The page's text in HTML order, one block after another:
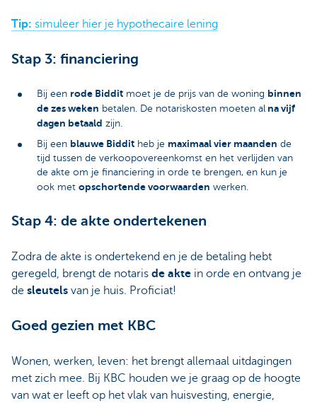
Tip: simuleer hier je hypothecaire lening
Stap 3: financiering
Bij een rode Biddit moet je de prijs van de woning binnen
de zes weken betalen. De notariskosten moeten al na vijf
dagen betaald zijn.
Bij een blauwe Biddit heb je maximaal vier maanden de
tijd tussen de verkoopovereenkomst en het verlijden van
de akte om je financiering in orde te brengen, en kun je
ook met opschortende voorwaarden werken.
Stap 4: de akte ondertekenen
Zodra de akte is ondertekend en je de betaling hebt
geregeld, brengt de notaris de akte in orde en ontvang je
de sleutels van je huis. Proficiat!
Goed gezien met KBC
Wonen, werken, leven: het brengt allemaal uitdagingen
met zich mee. Bij KBC houden we je graag op de hoogte
van wat er leeft op het vlak van huisvesting, energie,